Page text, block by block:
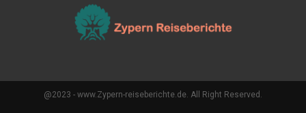
@2023 - www.Zypern-reiseberichte.de. All Right Reserved.